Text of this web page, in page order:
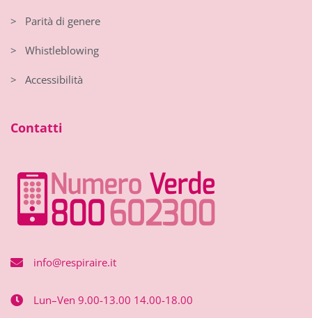
> Parità di genere
> Whistleblowing
> Accessibilità
Contatti
info@respiraire.it
Lun–Ven 9.00-13.00 14.00-18.00